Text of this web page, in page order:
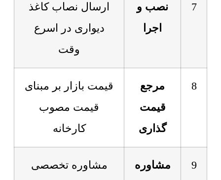
7
نصب و
اجرا
ارسال نصاب کاغذ
دیواری در اسرع
وقت
8
مرجع
قیمت
گذاری
قیمت بازار بر مبنای
قیمت مصوب
کارخانه
9
مشاوره
مشاوره تخصصی